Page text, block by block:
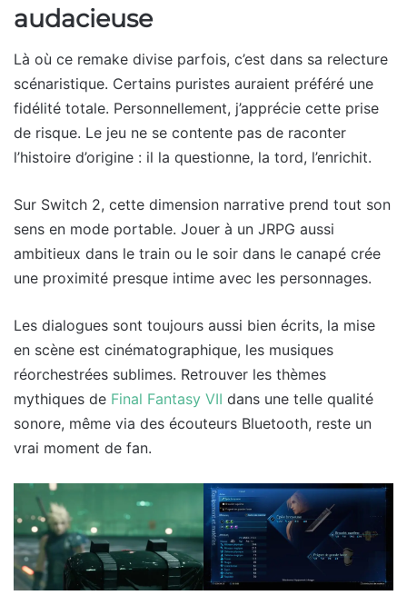
audacieuse
Là où ce remake divise parfois, c’est dans sa relecture
scénaristique. Certains puristes auraient préféré une
fidélité totale. Personnellement, j’apprécie cette prise
de risque. Le jeu ne se contente pas de raconter
l’histoire d’origine : il la questionne, la tord, l’enrichit.
Sur Switch 2, cette dimension narrative prend tout son
sens en mode portable. Jouer à un JRPG aussi
ambitieux dans le train ou le soir dans le canapé crée
une proximité presque intime avec les personnages.
Les dialogues sont toujours aussi bien écrits, la mise
en scène est cinématographique, les musiques
réorchestrées sublimes. Retrouver les thèmes
mythiques de Final Fantasy VII dans une telle qualité
sonore, même via des écouteurs Bluetooth, reste un
vrai moment de fan.